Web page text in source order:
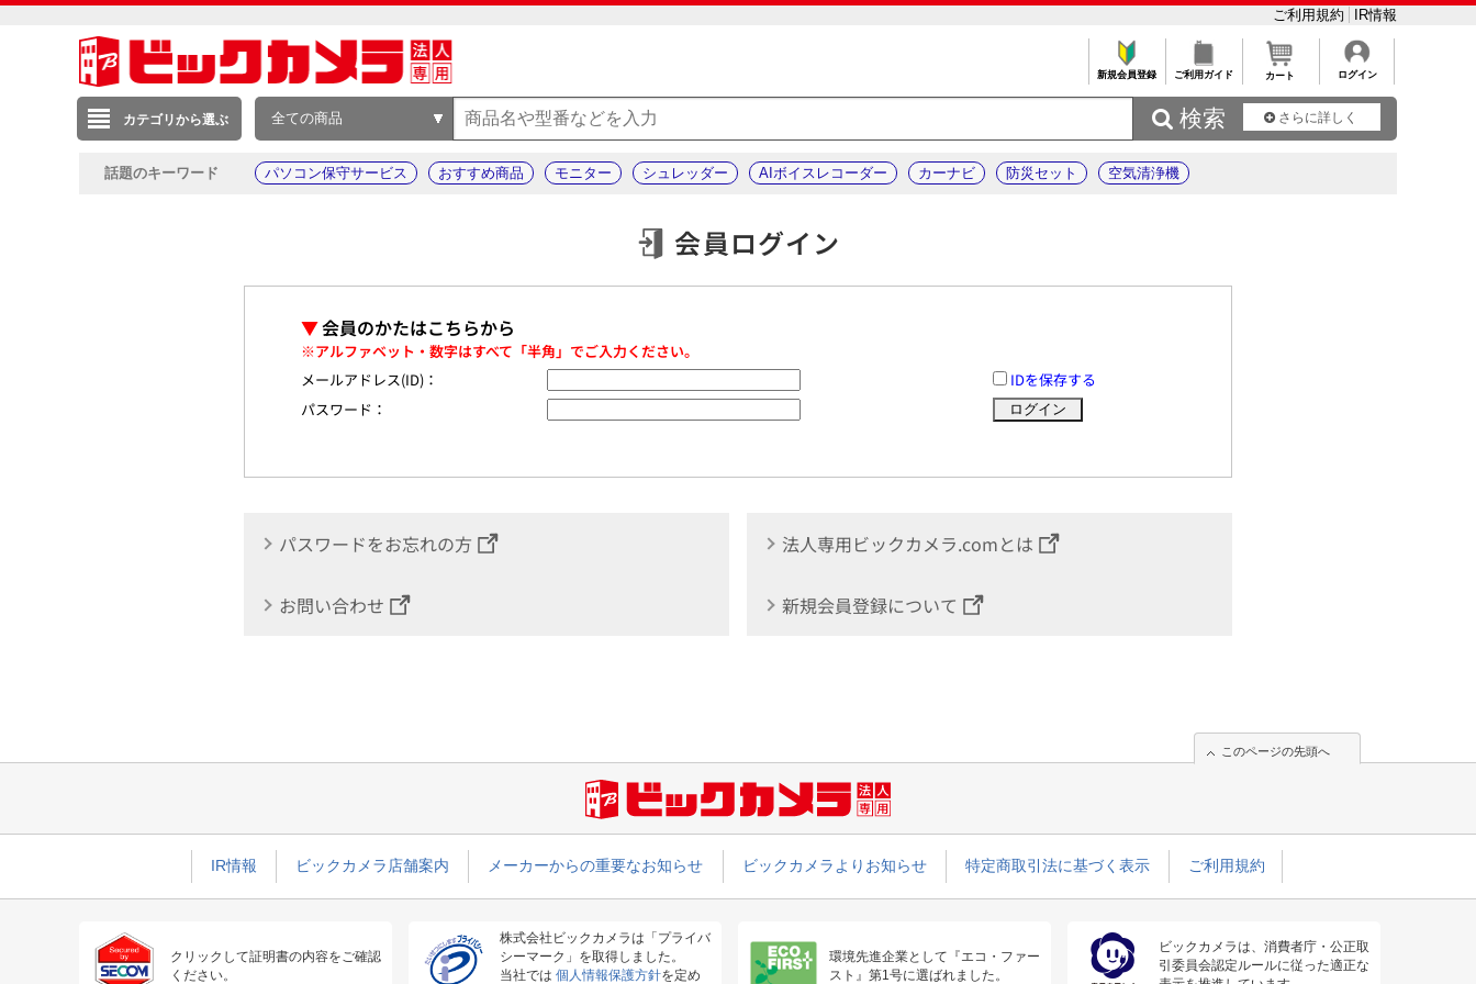
ご利用規約 IR情報
新規会員登録 ご利用ガイド カート ログイン
カテゴリから選ぶ 全ての商品  検索 さらに詳しく
話題のキーワード パソコン保守サービス おすすめ商品 モニター シュレッダー AIボイスレコーダー カーナビ 防災セット 空気清浄機
会員ログイン
▼会員のかたはこちらから
※アルファベット・数字はすべて「半角」でご入力ください。
メールアドレス(ID)：
IDを保存する
パスワード：
パスワードをお忘れの方 法人専用ビックカメラ.comとは
お問い合わせ 新規会員登録について
このページの先頭へ
IR情報 ビックカメラ店舗案内 メーカーからの重要なお知らせ ビックカメラよりお知らせ 特定商取引法に基づく表示 ご利用規約
クリックして証明書の内容をご確認
ください。
株式会社ビックカメラは「プライバ
シーマーク」を取得しました。
当社では 個人情報保護方針を定め
環境先進企業として『エコ・ファー
スト』第1号に選ばれました。
ビックカメラは、消費者庁・公正取
引委員会認定ルールに従った適正な